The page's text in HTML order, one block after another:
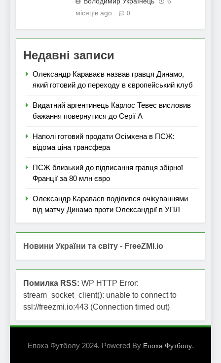
місяців ago
0
Недавні записи
Олександр Караваєв назвав гравця Динамо,
який готовий до переходу в європейський клуб
Видатний аргентинець Карлос Тевес висловив
бажання повернутися до Серії А
Наполі готовий продати Осімхена в ПСЖ:
відома ціна трансфера
ПСЖ близький до підписання гравця збірної
Франції за 80 млн євро
Олександр Караваєв поділився очікуваннями
від матчу Динамо проти Олександрії в УПЛ
Новини України та світу - FreeZMI.io
Помилка RSS: WP HTTP Error:
stream_socket_client(): unable to connect to
ssl://freezmi.io:443 (Connection timed out)
Епоха Футболу 2024. Powered By Епоха Футболу.